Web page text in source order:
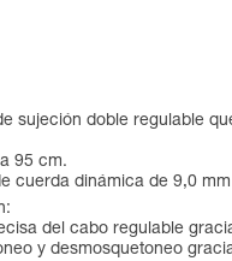
sujeción doble regulable
95 cm.
cuerda dinámica de 9,0
del cabo regulable
y desmosquetoneo